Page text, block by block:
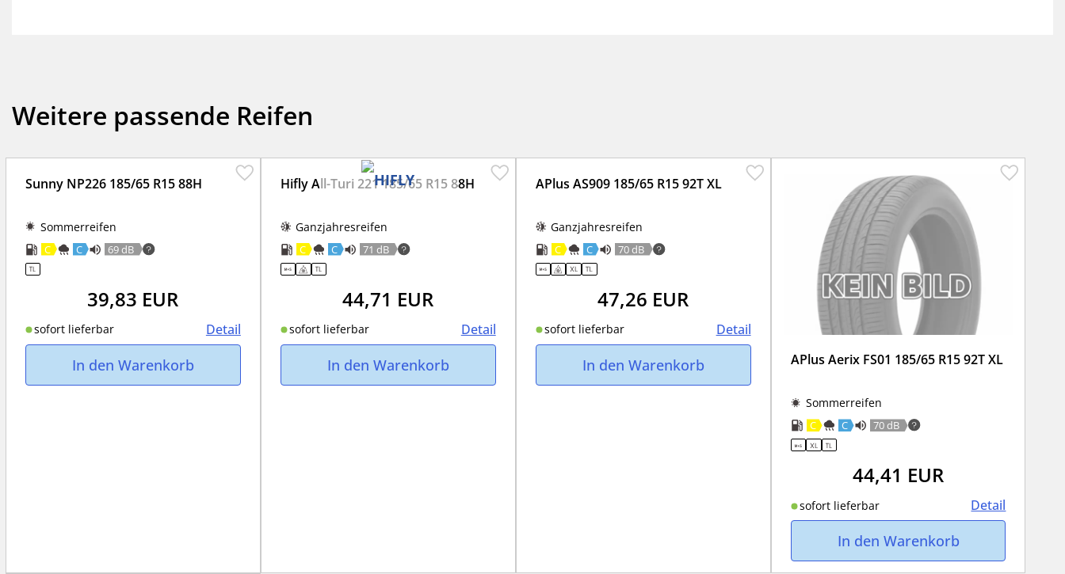
Weitere passende Reifen
Sunny NP226 185/65 R15 88H
Sommerreifen
C C 69 dB
39,83 EUR
sofort lieferbar Detail
In den Warenkorb
Hifly All-Turi 221 185/65 R15 88H
Ganzjahresreifen
C C 71 dB
44,71 EUR
sofort lieferbar Detail
In den Warenkorb
APlus AS909 185/65 R15 92T XL
Ganzjahresreifen
C C 70 dB
47,26 EUR
sofort lieferbar Detail
In den Warenkorb APlus Aerix FS01 185/65 R15 92T XL
Sommerreifen
C C 70 dB
44,41 EUR
sofort lieferbar Detail
In den Warenkorb